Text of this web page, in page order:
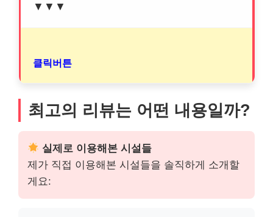
▼▼▼
클릭버튼
최고의 리뷰는 어떤 내용일까?
실제로 이용해본 시설들
제가 직접 이용해본 시설들을 솔직하게 소개할
게요: